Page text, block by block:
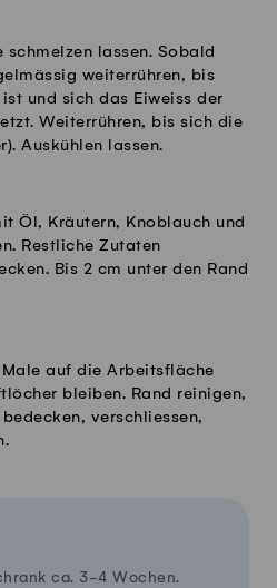
lassen. Sobald
weiterrühren, bis
und sich das Eiweiss der
Weiterrühren, bis sich die
Auskühlen lassen.
Öl, Kräutern, Knoblauch und
Restliche Zutaten
Bis 2 cm unter den Rand
auf die Arbeitsfläche
bleiben. Rand reinigen,
verschliessen,
ca. 3-4 Wochen.